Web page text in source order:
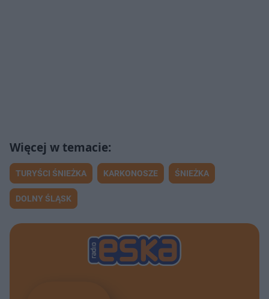
TURYŚCI ŚNIEŻKA KARKONOSZE ŚNIEŻKA
DOLNY ŚLĄSK